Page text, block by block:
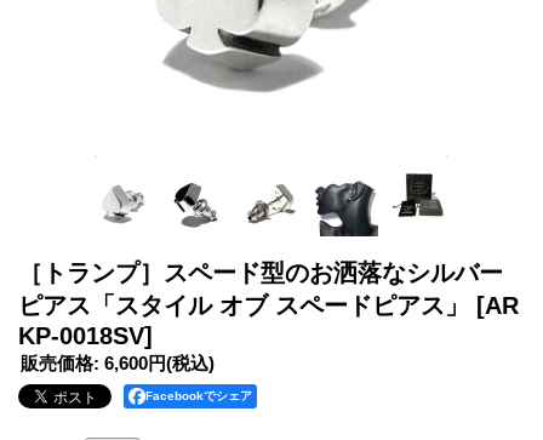
［トランプ］スペード型のお洒落なシルバー
ピアス「スタイル オブ スペードピアス」
[AR
KP-0018SV]
販売価格: 6,600円(税込)
Facebookでシェア